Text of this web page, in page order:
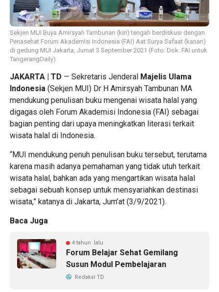
Sekjen MUI Buya Amirsyah Tambunan (kiri) tengah berdiskusi dengan
Penasehat Forum Akademisi Indonesia (FAI) Aat Surya Safaat (kanan)
di gedung MUI Jakarta, Jumat 3 September 2021 (Foto: Dok. FAI untuk
TangerangDaily)
JAKARTA | TD — Sekretaris Jenderal Majelis Ulama
Indonesia (Sekjen MUI) Dr H Amirsyah Tambunan MA
mendukung penulisan buku mengenai wisata halal yang
digagas oleh Forum Akademisi Indonesia (FAI) sebagai
bagian penting dari upaya meningkatkan literasi terkait
wisata halal di Indonesia.
“MUI mendukung penuh penulisan buku tersebut, terutama
karena masih adanya pemahaman yang tidak utuh terkait
wisata halal, bahkan ada yang mengartikan wisata halal
sebagai sebuah konsep untuk mensyariahkan destinasi
wisata,” katanya di Jakarta, Jum’at (3/9/2021).
Baca Juga
4 tahun lalu
Forum Belajar Sehat Gemilang
Susun Modul Pembelajaran
Redaksi TD